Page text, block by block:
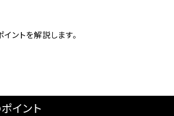
ントを解説します。
イント